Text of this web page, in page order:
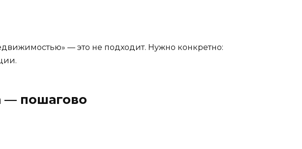
— это не подходит. Нужно конкретно:
— пошагово